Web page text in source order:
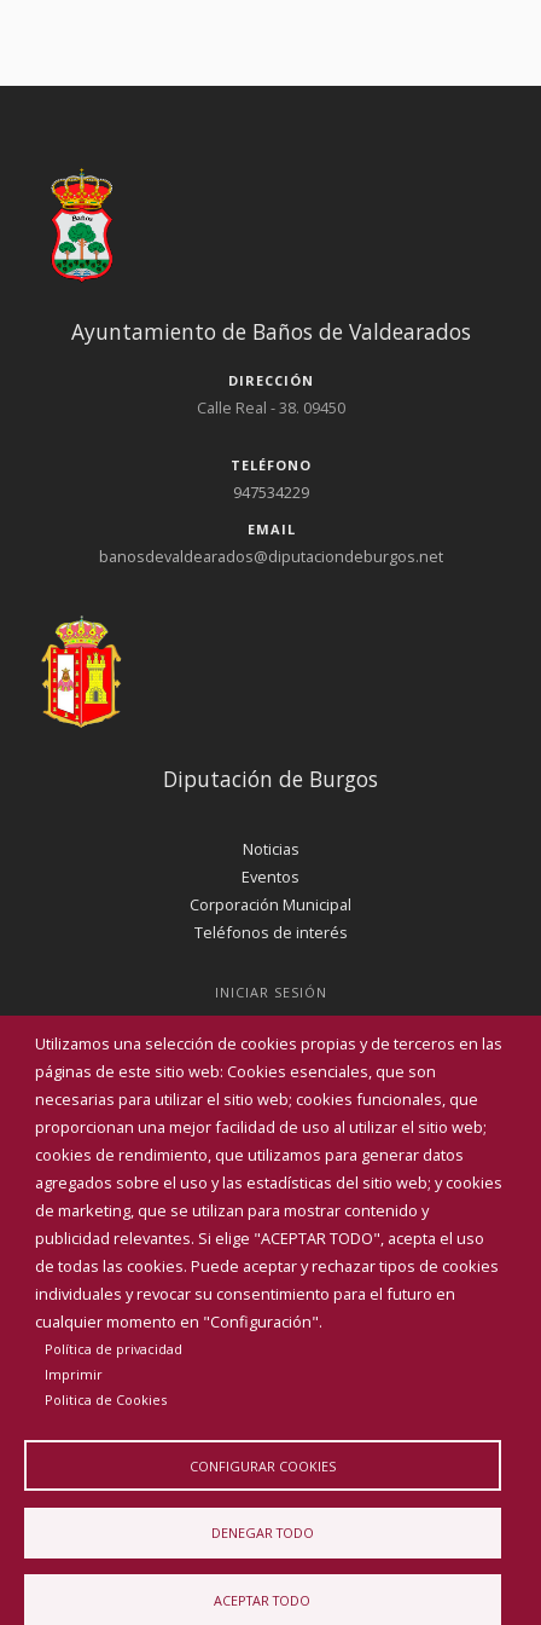
Utilizamos una selección de cookies propias y de terceros en las
páginas de este sitio web: Cookies esenciales, que son
necesarias para utilizar el sitio web; cookies funcionales, que
proporcionan una mejor facilidad de uso al utilizar el sitio web;
cookies de rendimiento, que utilizamos para generar datos
agregados sobre el uso y las estadísticas del sitio web; y cookies
de marketing, que se utilizan para mostrar contenido y
publicidad relevantes. Si elige "ACEPTAR TODO", acepta el uso
de todas las cookies. Puede aceptar y rechazar tipos de cookies
individuales y revocar su consentimiento para el futuro en
cualquier momento en "Configuración".
Política de privacidad
Imprimir
Politica de Cookies
CONFIGURAR COOKIES
DENEGAR TODO
ACEPTAR TODO
Ayuntamiento de Baños de Valdearados
DIRECCIÓN
Calle Real - 38. 09450
TELÉFONO
947534229
EMAIL
banosdevaldearados@diputaciondeburgos.net
Diputación de Burgos
Noticias
Eventos
Corporación Municipal
Teléfonos de interés
INICIAR SESIÓN
MAPA WEB
Diputación de Burgos
Aviso Legal Política de privacidad